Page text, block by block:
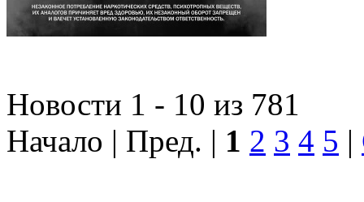
Новости 1 - 10 из 781
Начало | Пред. | 1 2 3 4 5 |